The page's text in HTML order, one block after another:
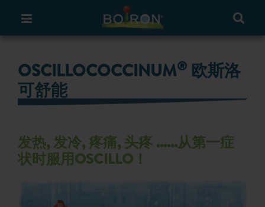
OSCILLOCOCCINUM® 欧斯洛
可舒能
发热, 发冷, 疼痛, 头疼 ......从第一症
状时服用OSCILLO！